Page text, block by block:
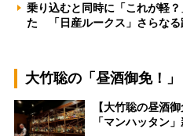
乗り込むと同時に「これが軽
た 「日産ルークス」さらな
大竹聡の「昼酒御免！」
【大竹聡の昼酒
「マンハッタン